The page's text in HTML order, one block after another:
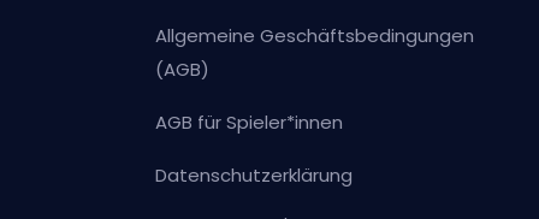
Allgemeine Geschäftsbedingungen
(AGB)
AGB für Spieler*innen
Datenschutzerklärung